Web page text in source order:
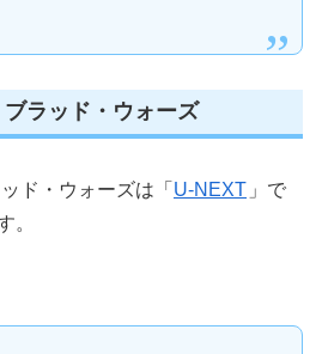
ラッド・ウォーズ
ド・ウォーズは「 U-NEXT 」で
。